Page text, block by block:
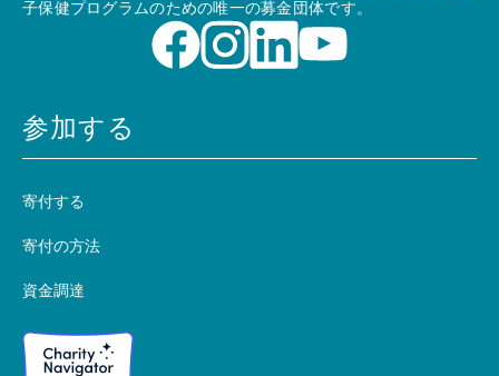
子保健プログラムのための唯一の募金団体です。
参加する
寄付する
寄付の方法
資金調達